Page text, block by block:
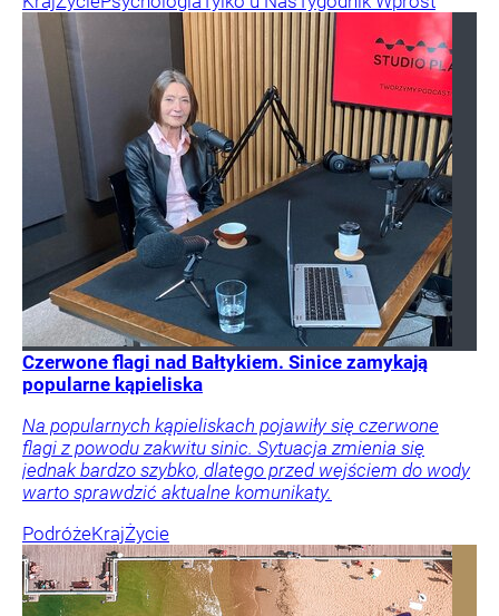
Czerwone flagi nad Bałtykiem. Sinice zamykają
popularne kąpieliska
Na popularnych kąpieliskach pojawiły się czerwone
flagi z powodu zakwitu sinic. Sytuacja zmienia się
jednak bardzo szybko, dlatego przed wejściem do wody
warto sprawdzić aktualne komunikaty.
PodróżeKrajŻycie